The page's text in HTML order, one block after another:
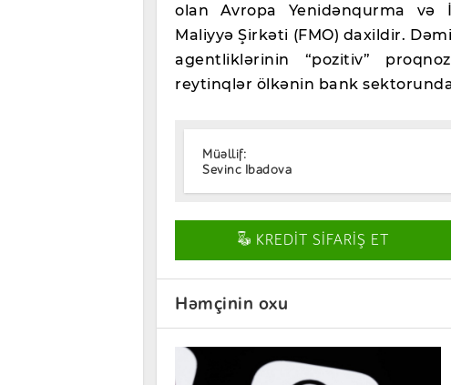
olan Avropa Yenidənqurma və
Maliyyə Şirkəti (FMO) daxildir.
agentliklərinin “pozitiv”
reytinqlər ölkənin bank sektorunda
Müəllif:
Sevinc Ibadova
KREDİT SİFARİŞ ET
Həmçinin oxu